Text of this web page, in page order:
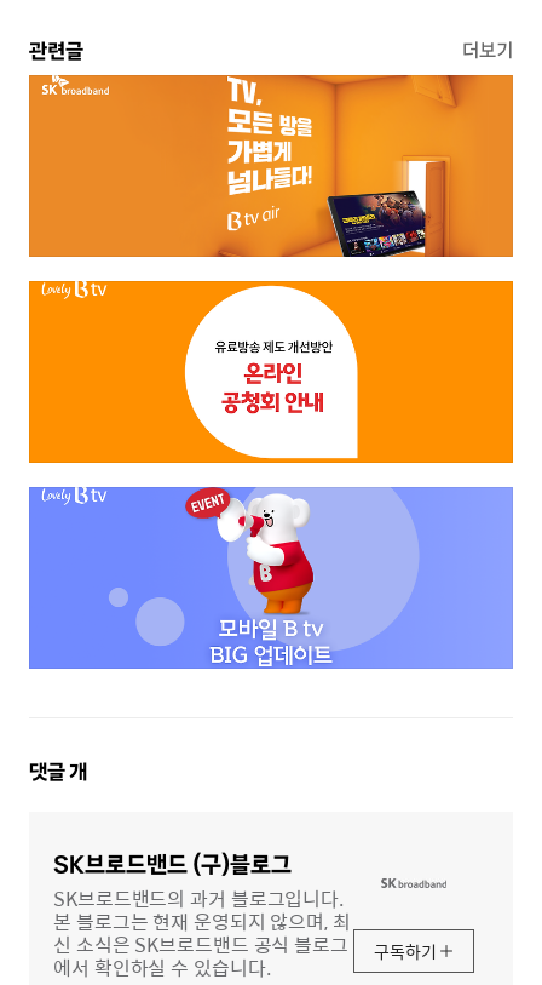
관련글 더보기
댓
댓글개
SK브로드밴드 (구)블로그
SK브로드밴드의 과거 블로그입니다.
본 블로그는 현재 운영되지 않으며, 최
신 소식은 SK브로드밴드 공식 블로그
에서 확인하실 수 있습니다.
구독하기